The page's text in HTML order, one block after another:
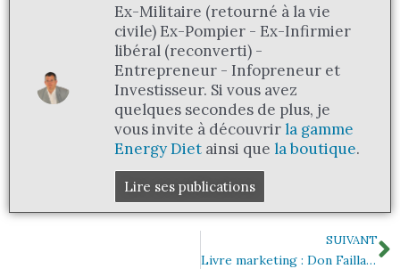
Ex-Militaire (retourné à la vie
civile) Ex-Pompier - Ex-Infirmier
libéral (reconverti) -
Entrepreneur - Infopreneur et
Investisseur. Si vous avez
quelques secondes de plus, je
vous invite à découvrirla gamme
Energy Diet ainsi que la boutique.
Lire ses publications
SUIVANT
Livre marketing : Don Failla – 45 secondes qui changeront votre vie (français)